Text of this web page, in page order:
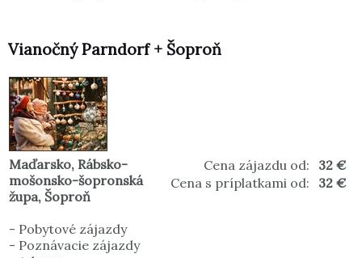
Vianočný Parndorf + Šoproň
Cena zájazdu od:
32 €
Cena s príplatkami od:
32 €
Maďarsko, Rábsko-
mošonsko-šopronská
župa, Šoproň
- Pobytové zájazdy
- Poznávacie zájazdy